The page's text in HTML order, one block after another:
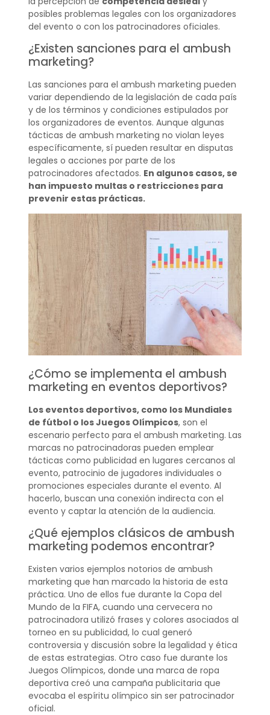
posibles problemas legales con los organizadores
del evento o con los patrocinadores oficiales.
¿Existen sanciones para el ambush
marketing?
Las sanciones para el ambush marketing pueden
variar dependiendo de la legislación de cada país
y de los términos y condiciones estipulados por
los organizadores de eventos. Aunque algunas
tácticas de ambush marketing no violan leyes
específicamente, sí pueden resultar en disputas
legales o acciones por parte de los
patrocinadores afectados. En algunos casos, se
han impuesto multas o restricciones para
prevenir estas prácticas.
¿Cómo se implementa el ambush
marketing en eventos deportivos?
Los eventos deportivos, como los Mundiales
de fútbol o los Juegos Olímpicos, son el
escenario perfecto para el ambush marketing. Las
marcas no patrocinadoras pueden emplear
tácticas como publicidad en lugares cercanos al
evento, patrocinio de jugadores individuales o
promociones especiales durante el evento. Al
hacerlo, buscan una conexión indirecta con el
evento y captar la atención de la audiencia.
¿Qué ejemplos clásicos de ambush
marketing podemos encontrar?
Existen varios ejemplos notorios de ambush
marketing que han marcado la historia de esta
práctica. Uno de ellos fue durante la Copa del
Mundo de la FIFA, cuando una cervecera no
patrocinadora utilizó frases y colores asociados al
torneo en su publicidad, lo cual generó
controversia y discusión sobre la legalidad y ética
de estas estrategias. Otro caso fue durante los
Juegos Olímpicos, donde una marca de ropa
deportiva creó una campaña publicitaria que
evocaba el espíritu olímpico sin ser patrocinador
oficial.